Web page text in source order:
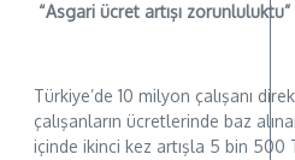
“Asgari ücret artışı zorunluluktu”
Türkiye’de 10 milyon çalışanı
çalışanların ücretlerinde baz
içinde ikinci kez artışla 5 bin 500